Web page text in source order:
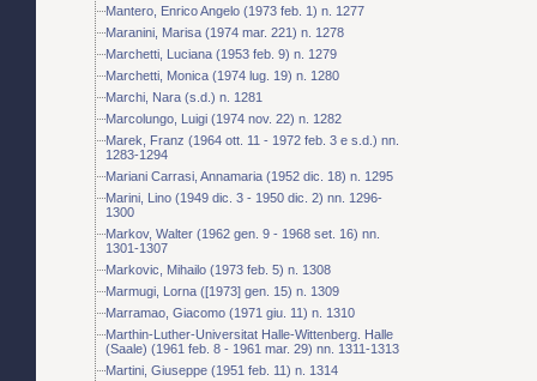
Mantero, Enrico Angelo (1973 feb. 1) n. 1277
Maranini, Marisa (1974 mar. 221) n. 1278
Marchetti, Luciana (1953 feb. 9) n. 1279
Marchetti, Monica (1974 lug. 19) n. 1280
Marchi, Nara (s.d.) n. 1281
Marcolungo, Luigi (1974 nov. 22) n. 1282
Marek, Franz (1964 ott. 11 - 1972 feb. 3 e s.d.) nn.
1283-1294
Mariani Carrasi, Annamaria (1952 dic. 18) n. 1295
Marini, Lino (1949 dic. 3 - 1950 dic. 2) nn. 1296-
1300
Markov, Walter (1962 gen. 9 - 1968 set. 16) nn.
1301-1307
Markovic, Mihailo (1973 feb. 5) n. 1308
Marmugi, Lorna ([1973] gen. 15) n. 1309
Marramao, Giacomo (1971 giu. 11) n. 1310
Marthin-Luther-Universitat Halle-Wittenberg. Halle
(Saale) (1961 feb. 8 - 1961 mar. 29) nn. 1311-1313
Martini, Giuseppe (1951 feb. 11) n. 1314